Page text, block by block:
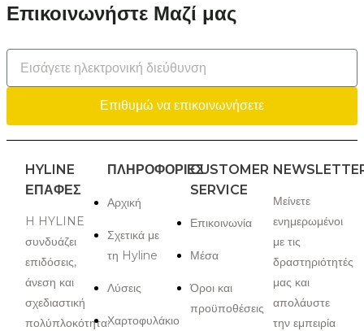
Επικοινωνήστε Μαζί μας
Επιθυμώ να επικοινωνήσετε
HYLINE
ΕΠΑΦΈΣ
H HYLINE
συνδυάζει
επιδόσεις,
άνεση και
σχεδιαστική
πολύπλοκότητα:
ΠΛΗΡΟΦΟΡΙΕΣ
Αρχική
Σχετικά με
τη Hyline
Λύσεις
Χαρτοφυλάκιο
CUSTOMER
SERVICE
Επικοινωνία
Μέσα
Όροι και
προϋποθέσεις
Μείνετε
ενημερωμένοι
με τις
δραστηριότητές
μας και
απολάυστε
την εμπειρία